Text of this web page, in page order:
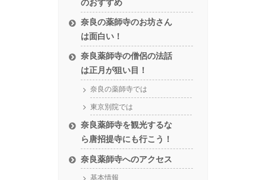
のおすすめ
奈良の薬師寺のお坊さん
は面白い！
奈良薬師寺の僧侶の法話
は正月が狙い目！
奈良の薬師寺では
東京別院では
奈良薬師寺を観光するな
ら唐招提寺にも行こう！
奈良薬師寺へのアクセス
基本情報